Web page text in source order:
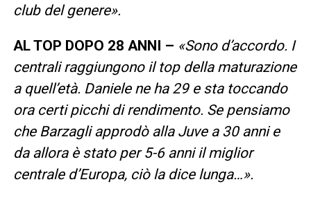
club del genere».
AL TOP DOPO 28 ANNI – «Sono d’accordo. I
centrali raggiungono il top della maturazione
a quell’età. Daniele ne ha 29 e sta toccando
ora certi picchi di rendimento. Se pensiamo
che Barzagli approdò alla Juve a 30 anni e
da allora è stato per 5-6 anni il miglior
centrale d’Europa, ciò la dice lunga…».